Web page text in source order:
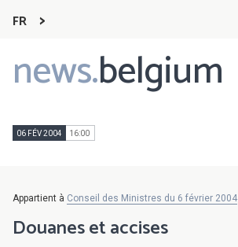
FR
news.belgium
Main
navigation
06 FÉV 2004 16:00
Appartient à Conseil des Ministres du 6 février 2004
Douanes et accises